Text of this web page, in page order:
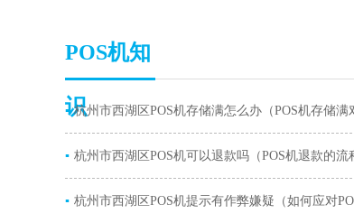
POS机知
识
▪ 杭州市西湖区POS机存储满怎么办（POS机存储满
▪ 杭州市西湖区POS机可以退款吗（POS机退款的流
▪ 杭州市西湖区POS机提示有作弊嫌疑（如何应对